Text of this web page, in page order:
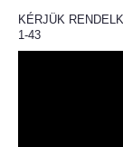
KÉRJÜK
1-43